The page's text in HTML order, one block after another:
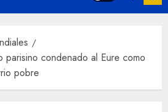
parisino condenado al Eure como
pobre